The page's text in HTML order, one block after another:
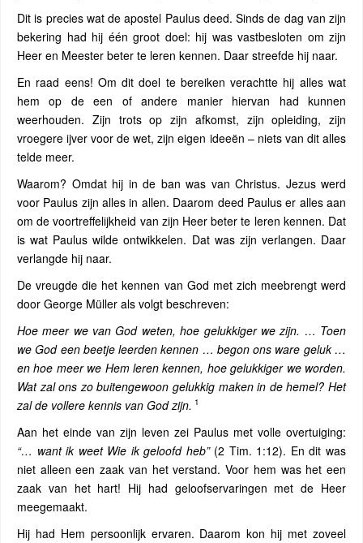
Dit is precies wat de apostel Paulus deed. Sinds de dag van zijn
bekering had hij één groot doel: hij was vastbesloten om zijn
Heer en Meester beter te leren kennen. Daar streefde hij naar.
En raad eens! Om dit doel te bereiken verachtte hij alles wat
hem op de een of andere manier hiervan had kunnen
weerhouden. Zijn trots op zijn afkomst, zijn opleiding, zijn
vroegere ijver voor de wet, zijn eigen ideeën – niets van dit alles
telde meer.
Waarom? Omdat hij in de ban was van Christus. Jezus werd
voor Paulus zijn alles in allen. Daarom deed Paulus er alles aan
om de voortreffelijkheid van zijn Heer beter te leren kennen. Dat
is wat Paulus wilde ontwikkelen. Dat was zijn verlangen. Daar
verlangde hij naar.
De vreugde die het kennen van God met zich meebrengt werd
door George Müller als volgt beschreven:
Hoe meer we van God weten, hoe gelukkiger we zijn. … Toen
we God een beetje leerden kennen … begon ons ware geluk …
en hoe meer we Hem leren kennen, hoe gelukkiger we worden.
Wat zal ons zo buitengewoon gelukkig maken in de hemel? Het
zal de vollere kennis van God zijn. 1
Aan het einde van zijn leven zei Paulus met volle overtuiging:
“… want ik weet Wie ik geloofd heb”(2 Tim. 1:12). En dit was
niet alleen een zaak van het verstand. Voor hem was het een
zaak van het hart! Hij had geloofservaringen met de Heer
meegemaakt.
Hij had Hem persoonlijk ervaren. Daarom kon hij met zoveel